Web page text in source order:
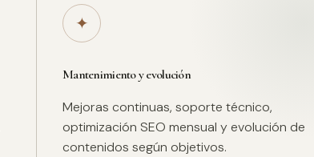
✦
Mantenimiento y evolución
Mejoras continuas, soporte técnico,
optimización SEO mensual y evolución de
contenidos según objetivos.